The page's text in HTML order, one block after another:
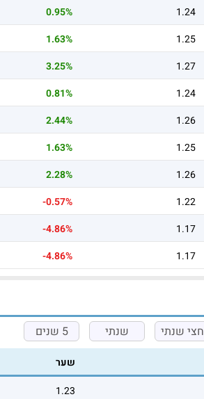
1.24
0.95%
1.25
1.63%
1.27
3.25%
1.24
0.81%
1.26
2.44%
1.25
1.63%
1.26
2.28%
1.22
-0.57%
1.17
-4.86%
1.17
-4.86%
חצי שנתי שנתי 5 שנים
שער
1.23